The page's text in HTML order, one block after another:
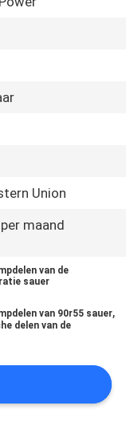
Union
maand
van de
sauer
van 90r55 sauer,
delen van de